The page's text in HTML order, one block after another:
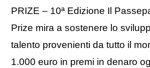
PRIZE – 10ª Edizione Il
Prize mira a sostenere lo
talento provenienti da tutto il
1.000 euro in premi in denaro